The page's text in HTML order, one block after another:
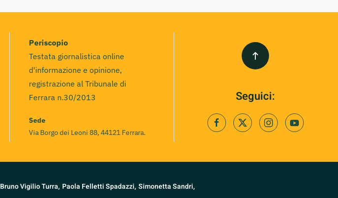
Periscopio
Testata giornalistica online
d'informazione e opinione,
registrazione al Tribunale di
Ferrara n.30/2013
Sede
Via Borgo dei Leoni 88, 44121 Ferrara.
Seguici:
Bruno Vigilio Turra, Paola Felletti Spadazzi, Simonetta Sandri,